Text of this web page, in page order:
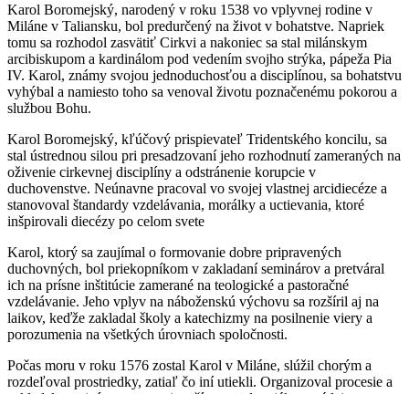
Karol Boromejský, narodený v roku 1538 vo vplyvnej rodine v
Miláne v Taliansku, bol predurčený na život v bohatstve. Napriek
tomu sa rozhodol zasvätiť Cirkvi a nakoniec sa stal milánskym
arcibiskupom a kardinálom pod vedením svojho strýka, pápeža Pia
IV. Karol, známy svojou jednoduchosťou a disciplínou, sa bohatstvu
vyhýbal a namiesto toho sa venoval životu poznačenému pokorou a
službou Bohu.
Karol Boromejský, kľúčový prispievateľ Tridentského koncilu, sa
stal ústrednou silou pri presadzovaní jeho rozhodnutí zameraných na
oživenie cirkevnej disciplíny a odstránenie korupcie v
duchovenstve. Neúnavne pracoval vo svojej vlastnej arcidiecéze a
stanovoval štandardy vzdelávania, morálky a uctievania, ktoré
inšpirovali diecézy po celom svete
Karol, ktorý sa zaujímal o formovanie dobre pripravených
duchovných, bol priekopníkom v zakladaní seminárov a pretváral
ich na prísne inštitúcie zamerané na teologické a pastoračné
vzdelávanie. Jeho vplyv na náboženskú výchovu sa rozšíril aj na
laikov, keďže zakladal školy a katechizmy na posilnenie viery a
porozumenia na všetkých úrovniach spoločnosti.
Počas moru v roku 1576 zostal Karol v Miláne, slúžil chorým a
rozdeľoval prostriedky, zatiaľ čo iní utiekli. Organizoval procesie a